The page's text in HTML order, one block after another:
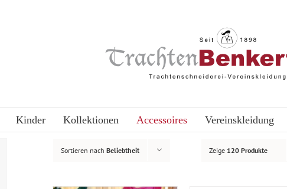
Kinder Kollektionen Accessoires Vereinskleidung
Sortieren nachBeliebtheit Zeige 120 Produkte